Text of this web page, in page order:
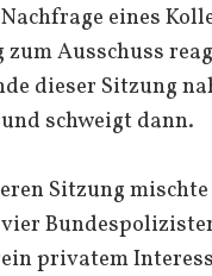
eines
zum Ausschuss
dieser Sitzung
schweigt dann.
Sitzung
privatem